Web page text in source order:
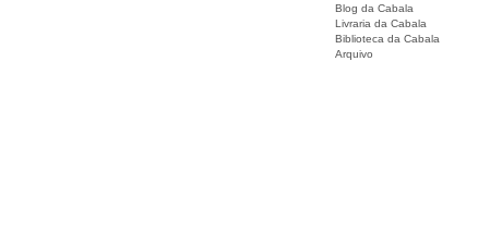
Blog da Cabala
Livraria da Cabala
Biblioteca da Cabala
Arquivo